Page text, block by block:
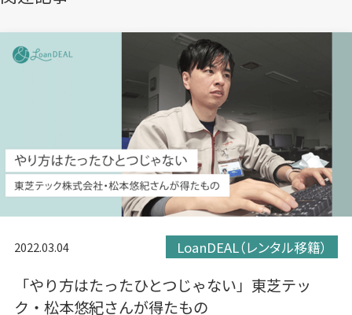
す） す） す）
2022.03.04 LoanDEAL（レンタル移籍）
「やり方はたったひとつじゃない」東芝テッ
ク・松本悠紀さんが得たもの